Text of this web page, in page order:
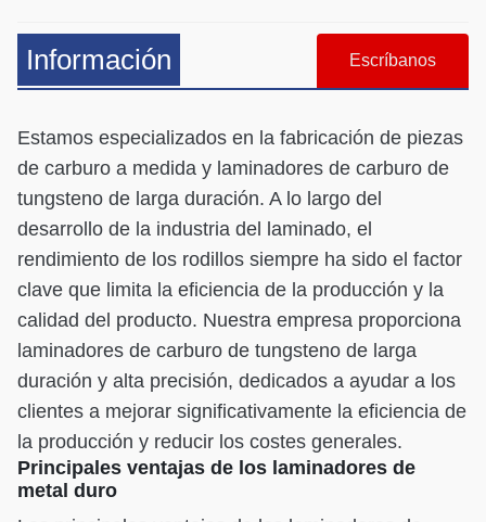
Información Escríbanos
Estamos especializados en la fabricación de piezas
de carburo a medida y laminadores de carburo de
tungsteno de larga duración. A lo largo del
desarrollo de la industria del laminado, el
rendimiento de los rodillos siempre ha sido el factor
clave que limita la eficiencia de la producción y la
calidad del producto. Nuestra empresa proporciona
laminadores de carburo de tungsteno de larga
duración y alta precisión, dedicados a ayudar a los
clientes a mejorar significativamente la eficiencia de
la producción y reducir los costes generales.
Principales ventajas de los laminadores de
metal duro